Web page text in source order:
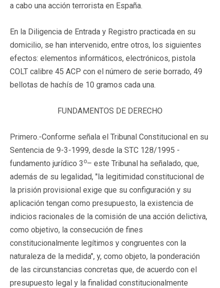
a cabo una acción terrorista en España.
En la Diligencia de Entrada y Registro practicada en su
domicilio, se han intervenido, entre otros, los siguientes
efectos: elementos informáticos, electrónicos, pistola
COLT calibre 45 ACP con el número de serie borrado, 49
bellotas de hachís de 10 gramos cada una.
FUNDAMENTOS DE DERECHO
Primero.-Conforme señala el Tribunal Constitucional en su
Sentencia de 9-3-1999, desde la STC 128/1995 -
fundamento jurídico 3 o– este Tribunal ha señalado, que,
además de su legalidad, "la legitimidad constitucional de
la prisión provisional exige que su configuración y su
aplicación tengan como presupuesto, la existencia de
indicios racionales de la comisión de una acción delictiva,
como objetivo, la consecución de fines
constitucionalmente legítimos y congruentes con la
naturaleza de la medida", y, como objeto, la ponderación
de las circunstancias concretas que, de acuerdo con el
presupuesto legal y la finalidad constitucionalmente